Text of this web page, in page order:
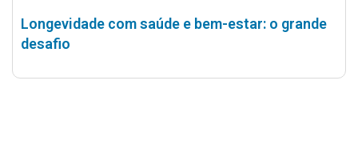
Longevidade com saúde e bem-estar: o grande
desafio